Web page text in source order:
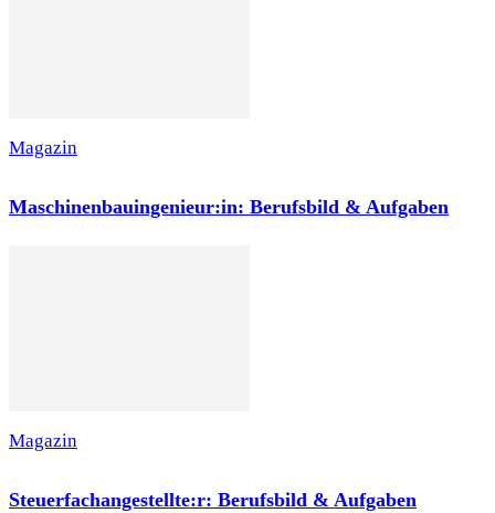
Magazin
Maschinenbauingenieur:in: Berufsbild & Aufgaben
Magazin
Steuerfachangestellte:r: Berufsbild & Aufgaben